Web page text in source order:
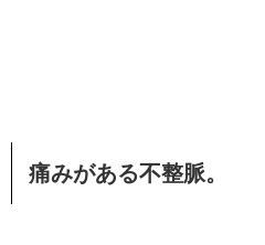
痛みがある不整脈。